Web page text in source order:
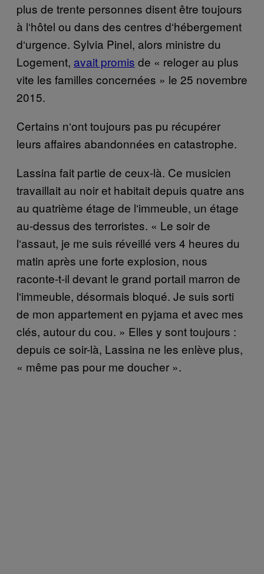
plus de trente personnes disent être toujours
à l‘hôtel ou dans des centres d‘hébergement
d‘urgence. Sylvia Pinel, alors ministre du
Logement, avait promis de « reloger au plus
vite les familles concernées » le 25 novembre
2015.
Certains n‘ont toujours pas pu récupérer
leurs affaires abandonnées en catastrophe.
Lassina fait partie de ceux-là. Ce musicien
travaillait au noir et habitait depuis quatre ans
au quatrième étage de l‘immeuble, un étage
au-dessus des terroristes. « Le soir de
l‘assaut, je me suis réveillé vers 4 heures du
matin après une forte explosion, nous
raconte-t-il devant le grand portail marron de
l‘immeuble, désormais bloqué. Je suis sorti
de mon appartement en pyjama et avec mes
clés, autour du cou. » Elles y sont toujours :
depuis ce soir-là, Lassina ne les enlève plus,
« même pas pour me doucher ».